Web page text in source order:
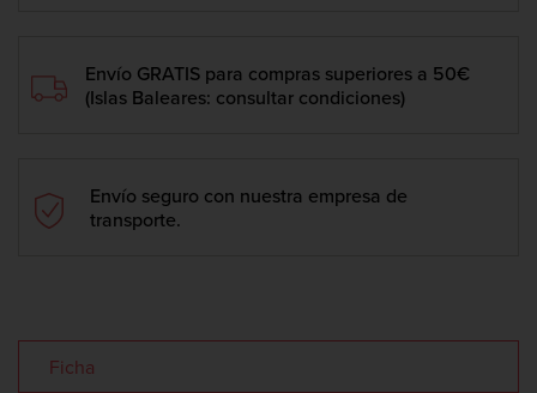
Envío GRATIS para compras superiores a 50€
(Islas Baleares: consultar condiciones)
Envío seguro con nuestra empresa de
transporte.
Ficha